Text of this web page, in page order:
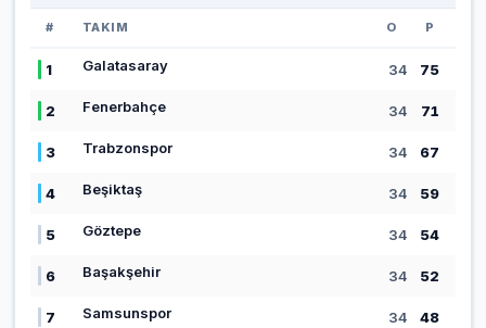
# TAKIM O P
1 Galatasaray 34 75
2 Fenerbahçe 34 71
3 Trabzonspor 34 67
4 Beşiktaş 34 59
5 Göztepe 34 54
6 Başakşehir 34 52
7 Samsunspor 34 48